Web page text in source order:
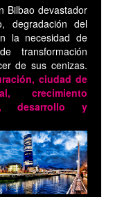
Bilbao devastador
degradación del
la necesidad de
transformación
de sus cenizas.
ciudad de
crecimiento
desarrollo y